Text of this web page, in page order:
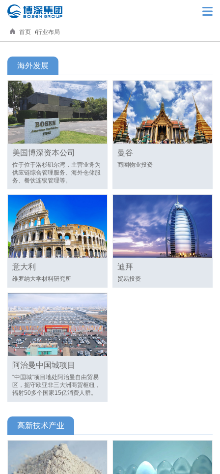
首页 行业布局
海外发展
美国博深资本公司
位于位于洛杉矶尔湾，主营业务为
供应链综合管理服务、海外仓储服
务、餐饮连锁管理等。
曼谷
商圈物业投资
意大利
维罗纳大学材料研究所
迪拜
贸易投资
阿治曼中国城项目
“中国城”项目地处阿治曼自由贸易
区，扼守欧亚非三大洲商贸枢纽，
辐射50多个国家15亿消费人群。
高新技术产业